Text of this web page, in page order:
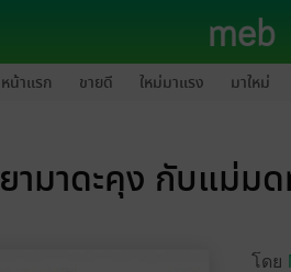
หน้าแรก ขายดี ใหม่มาแรง มาใหม่
ยามาดะคุง กับแม่มด
โดย